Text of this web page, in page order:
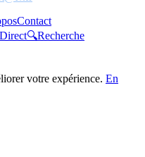
Contact
Direct🔍Recherche
votre expérience. En